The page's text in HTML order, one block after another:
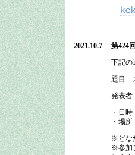
2021.10.7 第424
下記の
題目
発表
・日時
・場所
※どな
※参加